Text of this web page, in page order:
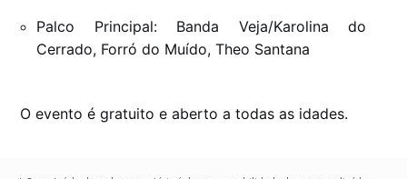
Palco Principal: Banda Veja/Karolina do
Cerrado, Forró do Muído, Theo Santana
O evento é gratuito e aberto a todas as idades.